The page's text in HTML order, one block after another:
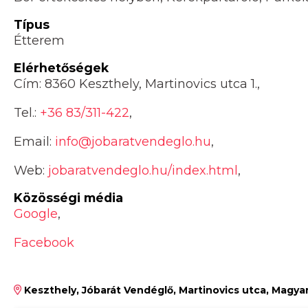
Típus
Étterem
Elérhetőségek
Cím: 8360 Keszthely, Martinovics utca 1.,
Tel.: +36 83/311-422,
Email: info@jobaratvendeglo.hu,
Web: jobaratvendeglo.hu/index.html ,
Közösségi média
Google,
Facebook
Keszthely, Jóbarát Vendéglő, Martinovics utca,